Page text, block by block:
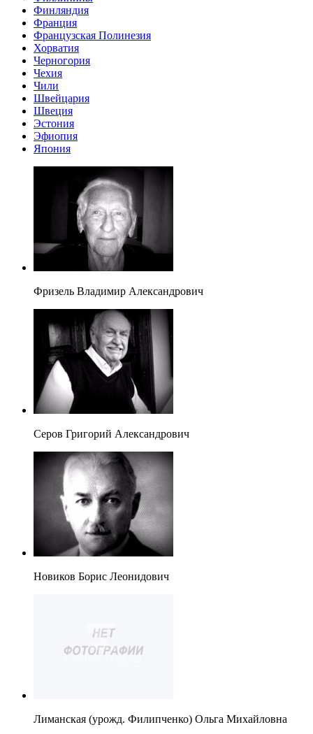
Финляндия
Франция
Французская Полинезия
Хорватия
Черногория
Чехия
Чили
Швейцария
Швеция
Эстония
Эфиопия
Япония
Фризель Владимир Александрович
Серов Григорий Александрович
Новиков Борис Леонидович
Лиманская (урожд. Филипченко) Ольга Михайловна